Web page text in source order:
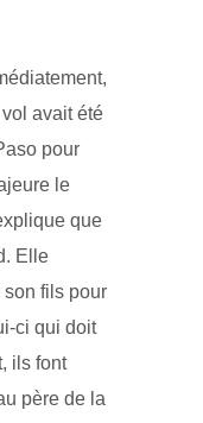
avait été
pour
le
que
Elle
son fils pour
ci qui doit
ils font
père de la